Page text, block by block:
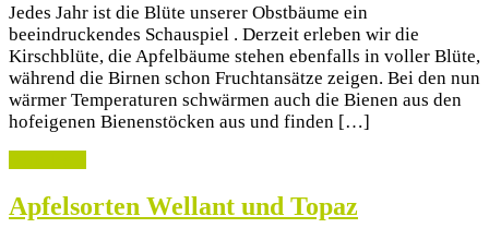
Jedes Jahr ist die Blüte unserer Obstbäume ein
beeindruckendes Schauspiel . Derzeit erleben wir die
Kirschblüte, die Apfelbäume stehen ebenfalls in voller Blüte,
während die Birnen schon Fruchtansätze zeigen. Bei den nun
wärmer Temperaturen schwärmen auch die Bienen aus den
hofeigenen Bienenstöcken aus und finden […]
Apfelsorten Wellant und Topaz